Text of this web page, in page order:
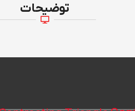
توضیحات